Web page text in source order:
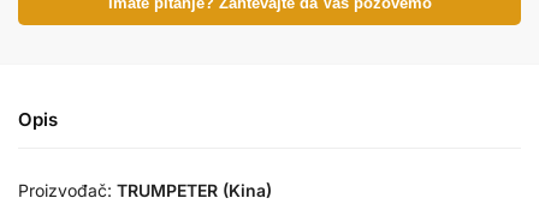
Imate pitanje? Zahtevajte da Vas pozovemo
Opis
Proizvođač: TRUMPETER (Kina)